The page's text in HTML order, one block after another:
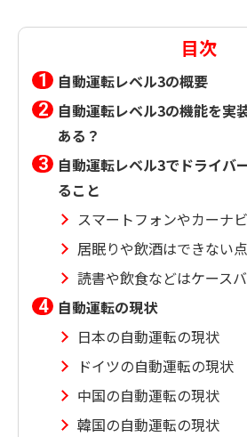
目次
自動運転レベル3の概要
自動運転レベル3の機能を実
ある？
自動運転レベル3でドライバ
ること
スマートフォンやカーナ
居眠りや飲酒はできない
読書や飲食などはケース
自動運転の現状
日本の自動運転の現状
ドイツの自動運転の現状
中国の自動運転の現状
韓国の自動運転の現状